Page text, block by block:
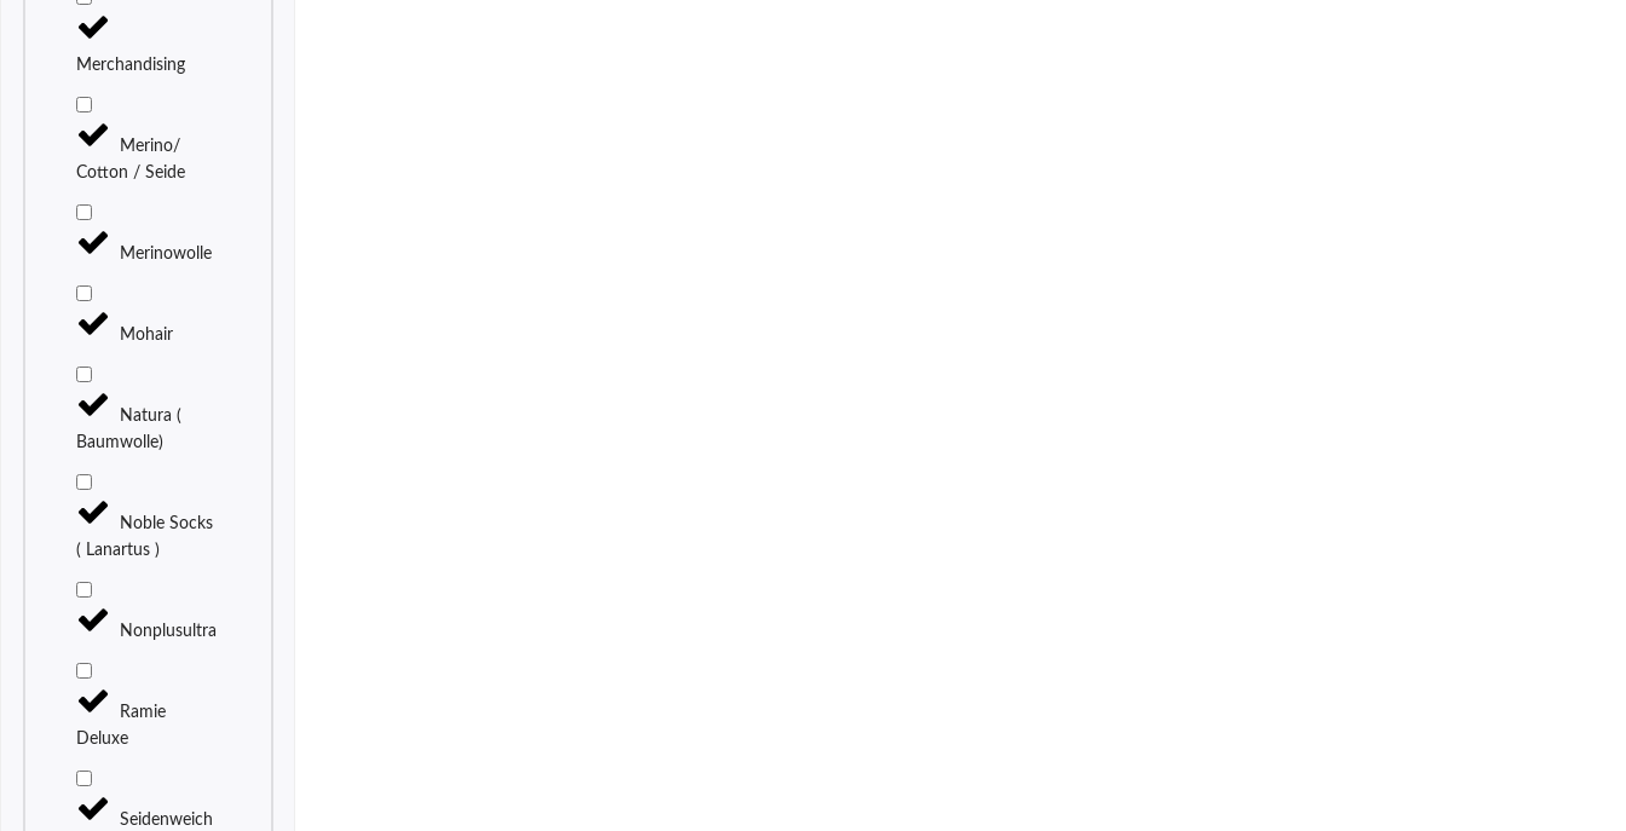
Merchandising
Merino/
Cotton / Seide
Merinowolle
Mohair
Natura (
Baumwolle)
Noble Socks
( Lanartus )
Nonplusultra
Ramie
Deluxe
Seidenweich